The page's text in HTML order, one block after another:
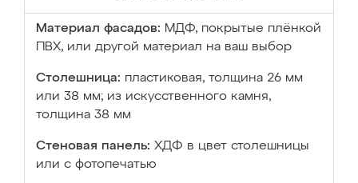
Материал фасадов: МДФ, покрытые плёнкой
ПВХ, или другой материал на ваш выбор
Столешница: пластиковая, толщина 26 мм
или 38 мм; из искусственного камня,
толщина 38 мм
Стеновая панель: ХДФ в цвет столешницы
или с фотопечатью